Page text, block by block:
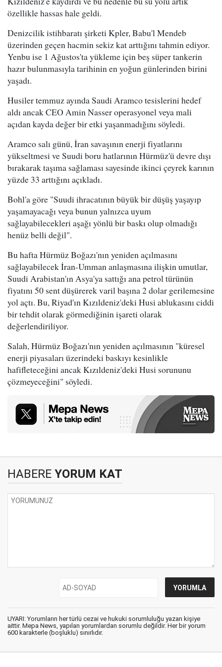
özellikle hassas hale geldi.
Denizcilik istihbaratı şirketi Kpler, Babu'l Mendeb
üzerinden geçen hacmin sekiz kat arttığını tahmin ediyor.
Yenbu ise 1 Ağustos'ta yükleme için beş süper tankerin
hazır bulunmasıyla tarihinin en yoğun günlerinden birini
yaşadı.
Husiler temmuz ayında Saudi Aramco tesislerini hedef
aldı ancak CEO Amin Nasser operasyonel veya mali
açıdan kayda değer bir etki yaşanmadığını söyledi.
Aramco salı günü, İran savaşının enerji fiyatlarını
yükseltmesi ve Suudi boru hatlarının Hürmüz'ü devre dışı
bırakarak taşıma sağlaması sayesinde ikinci çeyrek karının
yüzde 33 arttığını açıkladı.
Bohl'a göre "Suudi ihracatının büyük bir düşüş yaşayıp
yaşamayacağı veya bunun yalnızca uyum
sağlayabilecekleri aşağı yönlü bir baskı olup olmadığı
henüz belli değil".
Bu hafta Hürmüz Boğazı'nın yeniden açılmasını
sağlayabilecek İran-Umman anlaşmasına ilişkin umutlar,
Suudi Arabistan'ın Asya'ya sattığı ana petrol türünün
fiyatını 50 sent düşürerek varil başına 2 dolar gerilemesine
yol açtı. Bu, Riyad'ın Kızıldeniz'deki Husi ablukasını ciddi
bir tehdit olarak görmediğinin işareti olarak
değerlendiriliyor.
Salah, Hürmüz Boğazı'nın yeniden açılmasının "küresel
enerji piyasaları üzerindeki baskıyı kesinlikle
hafifleteceğini ancak Kızıldeniz'deki Husi sorununu
çözmeyeceğini" söyledi.
HABERE YORUM KAT
UYARI: Yorumların her türlü cezai ve hukuki sorumluluğu yazan kişiye
aittir. Mepa News, yapılan yorumlardan sorumlu değildir. Her bir yorum
600 karakterle (boşluklu) sınırlıdır.